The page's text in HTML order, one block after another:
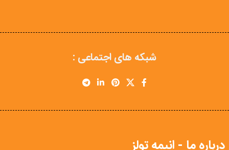
شبکه های اجتماعی :
درباره ما - انیمه تولز